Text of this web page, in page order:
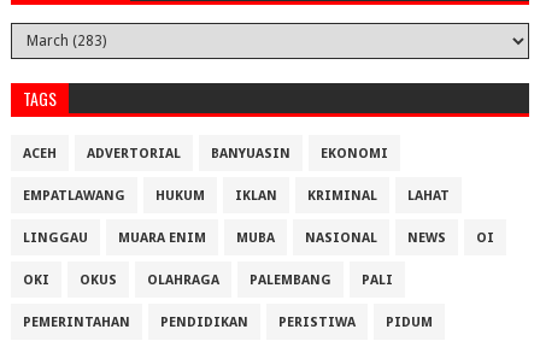
TAGS
ACEH ADVERTORIAL BANYUASIN EKONOMI
EMPATLAWANG HUKUM IKLAN KRIMINAL LAHAT
LINGGAU MUARA ENIM MUBA NASIONAL NEWS OI
OKI OKUS OLAHRAGA PALEMBANG PALI
PEMERINTAHAN PENDIDIKAN PERISTIWA PIDUM